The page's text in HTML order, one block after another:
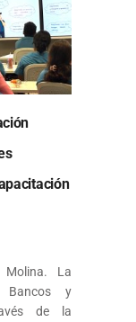
Molina. La
Bancos y
de la